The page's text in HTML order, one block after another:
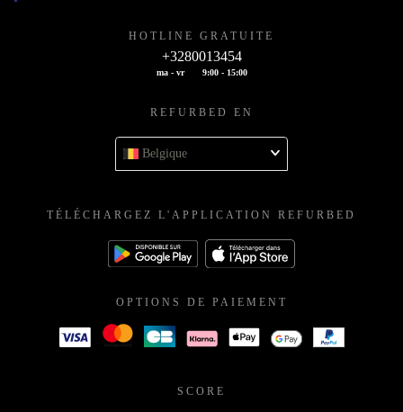
HOTLINE GRATUITE
+3280013454
ma - vr 9:00 - 15:00
REFURBED EN
Belgique
TÉLÉCHARGEZ L'APPLICATION REFURBED
OPTIONS DE PAIEMENT
SCORE